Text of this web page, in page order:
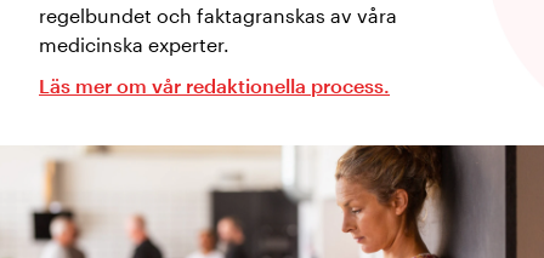
regelbundet och faktagranskas av våra
medicinska experter.
Läs mer om vår redaktionella process.